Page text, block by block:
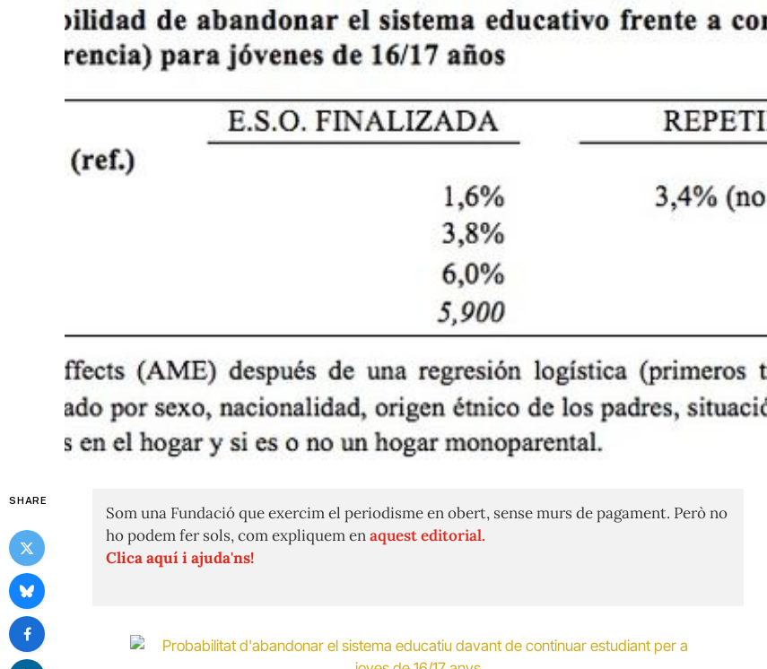
SHARE
Som una Fundació que exercim el periodisme en obert, sense murs de pagament. Però no
ho podem fer sols, com expliquem enaquest editorial.
Clica aquí i ajuda'ns!